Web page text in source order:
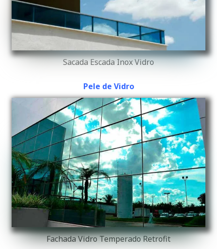
Sacada Escada Inox Vidro
Pele de Vidro
Fachada Vidro Temperado Retrofit